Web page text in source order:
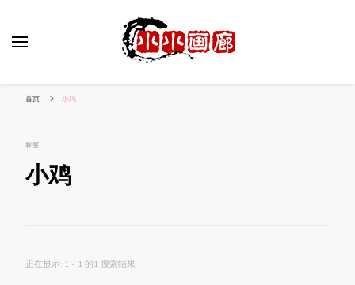
首页 小鸡
标签
小鸡
正在显示: 1 - 1 的1 搜索结果